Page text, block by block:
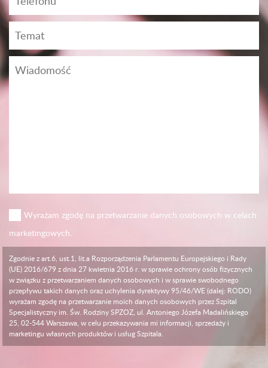
Wyrażam zgodę na przetwarzanie danych osobowych w celach
marketingowych.
Zgodnie z art.6, ust.1, lit.a Rozporządzenia Parlamentu Europejskiego i Rady
(UE) 2016/679 z dnia 27 kwietnia 2016 r. w sprawie ochrony osób fizycznych
w związku z przetwarzaniem danych osobowych i w sprawie swobodnego
przepływu takich danych oraz uchylenia dyrektywy 95/46/WE (dalej: RODO)
wyrażam zgodę na przetwarzanie moich danych osobowych przez Szpital
Specjalistyczny im. Św. Rodziny SPZOZ, ul. Antoniego Józefa Madalińskiego
25, 02-544 Warszawa, w celu przekazywania mi informacji, sprzedaży i
marketingu własnych produktów i usług Szpitala.